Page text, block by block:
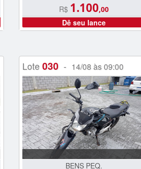
R$ 1.100,00
Dê seu lance
Lote 030 - 14/08 às 09:00
BENS PEQ.